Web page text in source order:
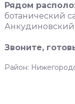
Рядом
ботанический
Анкудиновский
Звоните,
Район: